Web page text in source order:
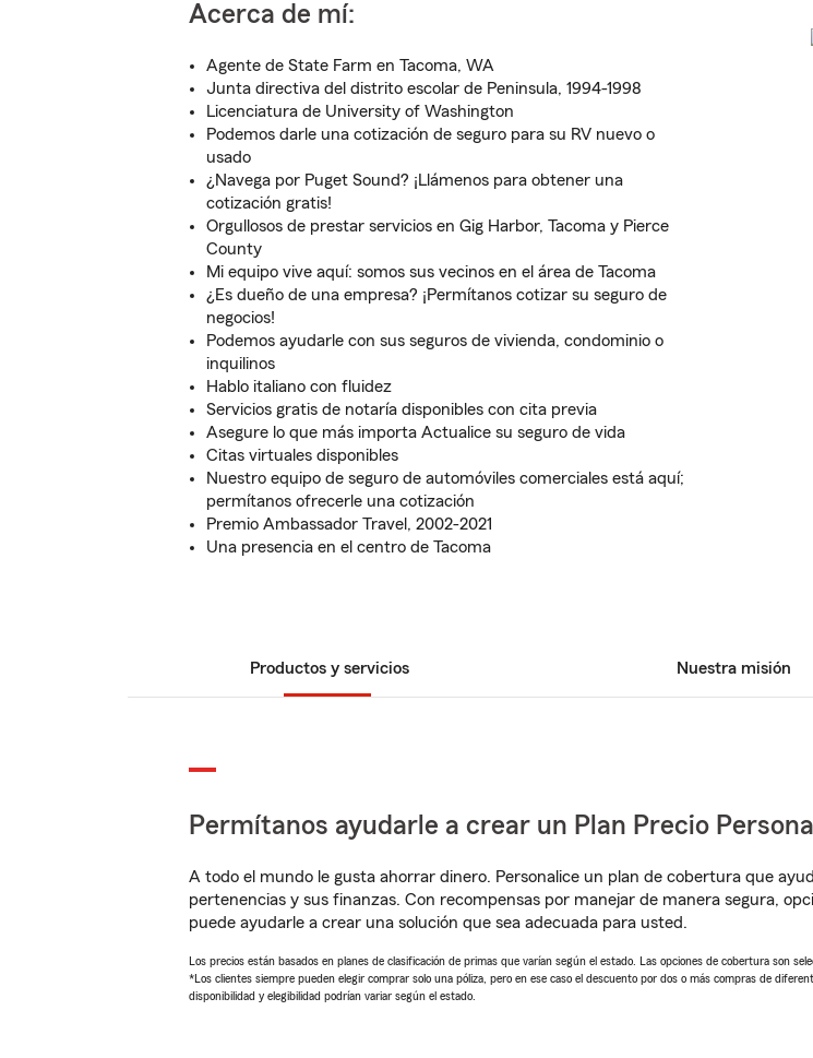
Acerca de mí:
Agente de State Farm en Tacoma, WA
Junta directiva del distrito escolar de Peninsula, 1994-1998
Licenciatura de University of Washington
Podemos darle una cotización de seguro para su RV nuevo o
usado
¿Navega por Puget Sound? ¡Llámenos para obtener una
cotización gratis!
Orgullosos de prestar servicios en Gig Harbor, Tacoma y Pierce
County
Mi equipo vive aquí: somos sus vecinos en el área de Tacoma
¿Es dueño de una empresa? ¡Permítanos cotizar su seguro de
negocios!
Podemos ayudarle con sus seguros de vivienda, condominio o
inquilinos
Hablo italiano con fluidez
Servicios gratis de notaría disponibles con cita previa
Asegure lo que más importa Actualice su seguro de vida
Citas virtuales disponibles
Nuestro equipo de seguro de automóviles comerciales está aquí;
permítanos ofrecerle una cotización
Premio Ambassador Travel, 2002-2021
Una presencia en el centro de Tacoma
Productos y servicios Nuestra misión
Permítanos ayudarle a crear un Plan Precio
A todo el mundo le gusta ahorrar dinero. Personalice un plan de cobertura que
pertenencias y sus finanzas. Con recompensas por manejar de manera segura,
puede ayudarle a crear una solución que sea adecuada para usted.
Los precios están basados en planes de clasificación de primas que varían según el estado. Las opciones de cobertura son
*Los clientes siempre pueden elegir comprar solo una póliza, pero en ese caso el descuento por dos o más compras de
disponibilidad y elegibilidad podrían variar según el estado.